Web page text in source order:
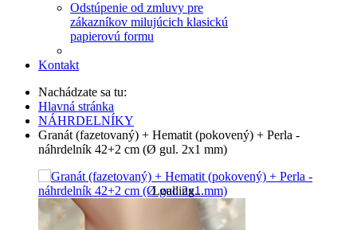
Odstúpenie od zmluvy pre
zákazníkov milujúcich klasickú
papierovú formu
Kontakt
Nachádzate sa tu:
Hlavná stránka
NÁHRDELNÍKY
Granát (fazetovaný) + Hematit (pokovený) + Perla -
náhrdelník 42+2 cm (Ø gul. 2x1 mm)
Loading...